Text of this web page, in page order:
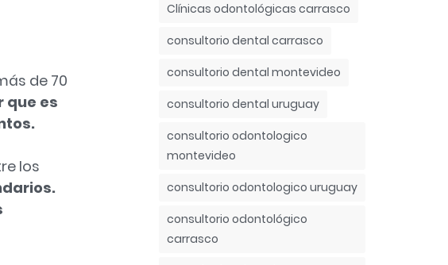
de 70
que es
los
Clínicas odontológicas carrasco
consultorio dental carrasco
consultorio dental montevideo
consultorio dental uruguay
consultorio odontologico
montevideo
consultorio odontologico uruguay
consultorio odontológico
carrasco